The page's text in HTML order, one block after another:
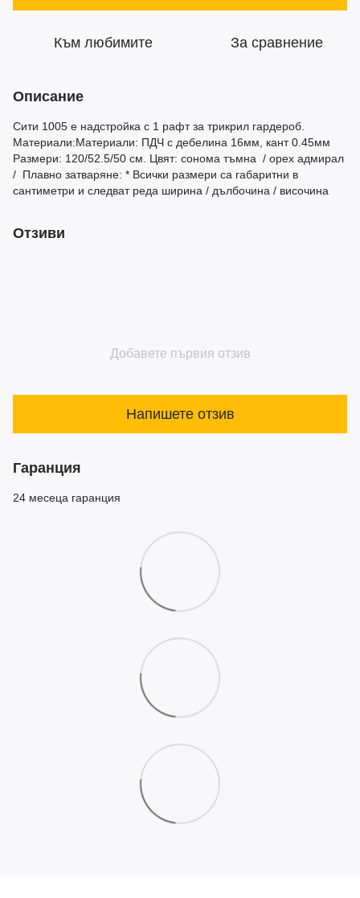
Към любимите За сравнение
Описание
Сити 1005 е надстройка с 1 рафт за трикрил гардероб.
Материали:Материали: ПДЧ с дебелина 16мм, кант 0.45мм
Размери: 120/52.5/50 см. Цвят: сонома тъмна / орех адмирал
/ Плавно затваряне: * Всички размери са габаритни в
сантиметри и следват реда ширина / дълбочина / височина
Отзиви
Добавете първия отзив
Напишете отзив
Гаранция
24 месеца гаранция